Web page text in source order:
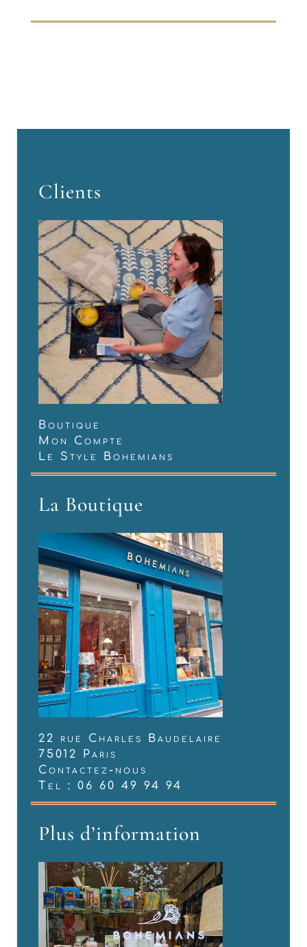
Clients
Boutique
Mon Compte
Le Style Bohemians
La Boutique
22 rue Charles Baudelaire
75012 Paris
Contactez-nous
Tel : 06 60 49 94 94
Plus d’information